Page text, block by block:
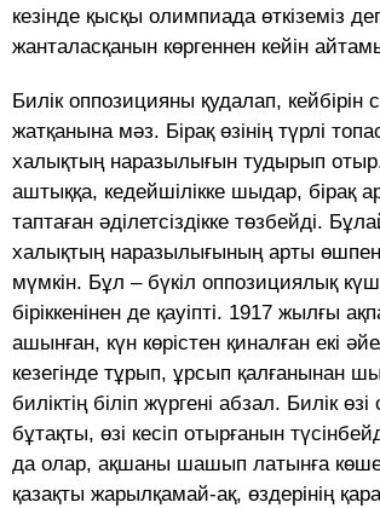
кезінде қысқы олимпиада өткіземіз
жанталасқанын көргеннен кейін
Билік оппозицияны қудалап, кейбірін
жатқанына мәз. Бірақ өзінің түрлі
халықтың наразылығын тудырып
аштыққа, кедейшілікке шыдар, бірақ
таптаған әділетсіздікке төзбейді.
халықтың наразылығының арты
мүмкін. Бұл – бүкіл оппозициялық
біріккенінен де қауіпті. 1917 жылғы
ашынған, күн көрістен қиналған екі
кезегінде тұрып, ұрсып қалғанынан
биліктің біліп жүргені абзал. Билік
бұтақты, өзі кесіп отырғанын
да олар, ақшаны шашып латынға
қазақты жарылқамай-ақ, өздерінің